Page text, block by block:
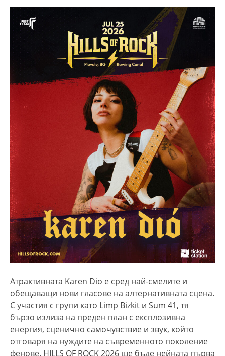
Атрактивната Karen Dio е сред най-смелите и
обещаващи нови гласове на алтернативната сцена.
С участия с групи като Limp Bizkit и Sum 41, тя
бързо излиза на преден план с експлозивна
енергия, сценично самочувствие и звук, който
отговаря на нуждите на съвременното поколение
фенове. HILLS OF ROCK 2026 ще бъде нейната първа